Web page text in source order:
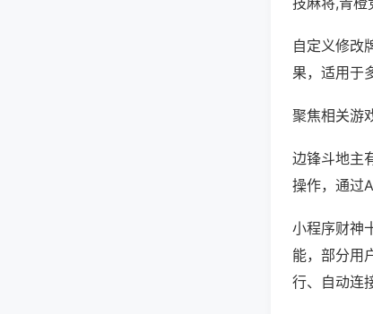
自定义修改
果，适用于
聚焦相关游
边锋斗地主
操作，通过
小程序财神
能，部分用
行、自动连